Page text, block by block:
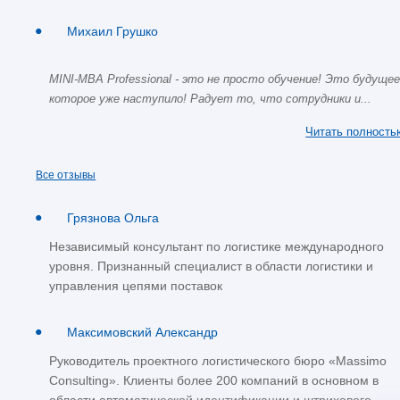
Михаил Грушко
MINI-MBA Professional - это не просто обучение! Это будущее
которое уже наступило! Радует то, что сотрудники и...
Читать
Все отзывы
Грязнова Ольга
Независимый консультант по логистике международного
уровня. Признанный специалист в области логистики и
управления цепями поставок
Максимовский Александр
Руководитель проектного логистического бюро «Massimo
Consulting». Клиенты более 200 компаний в основном в